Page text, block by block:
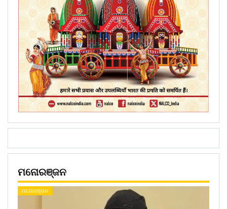
ମନୋରଞ୍ଜନ
ମନୋରଞ୍ଜନ